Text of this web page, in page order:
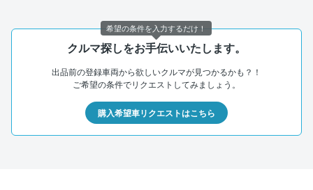
クルマ探しをお手伝いいたします。
出品前の登録車両から欲しいクルマが見つかるかも？！
ご希望の条件でリクエストしてみましょう。
購入希望車リクエストはこちら
希望の条件を入力するだけ！